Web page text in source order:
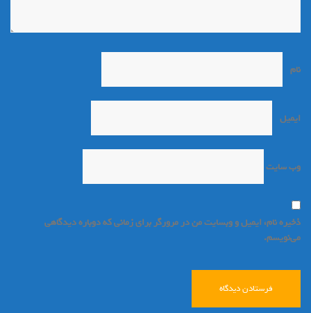
نام
ایمیل
وب‌ سایت
ذخیره نام، ایمیل و وبسایت من در مرورگر برای زمانی که دوباره دیدگاهی
می‌نویسم.